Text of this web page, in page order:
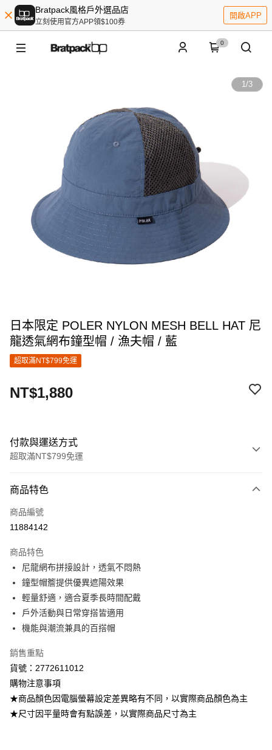
Bratpack風格戶外選品店
立刻使用官方APP領$100券
開啟APP
0
1/3
日本限定 POLER NYLON MESH BELL HAT 尼
龍透氣網布鐘型帽 / 漁夫帽 / 藍
超取滿NT$799免運
NT$1,880
付款與運送方式
超取滿NT$799免運
信用卡一次付款
超商取貨付款
Apple Pay
街口支付
悠遊付
ATM付款
全家取貨付款
每筆NT$80，滿NT$799(含以上)免運費
付款後全家取貨
商品特色
商品編號
11884142
商品特色
尼龍網布拼接設計，透氣不悶熱
鐘型帽簷提供優異遮陽效果
輕量舒適，適合夏季長時間配戴
戶外活動與日常穿搭皆適用
機能與潮流兼具的百搭帽
銷售重點
貨號：2772611012
購物注意事項
★商品顏色因電腦螢幕設定差異略有不同，以實際商品顏色為主
★尺寸因平量時會有點誤差，以實際商品尺寸為主